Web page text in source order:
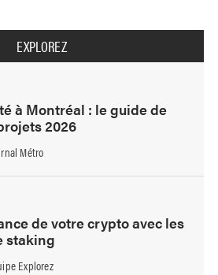
EXPLOREZ
à Montréal : le guide de
2026
Métro
de votre crypto avec les
staking
Explorez